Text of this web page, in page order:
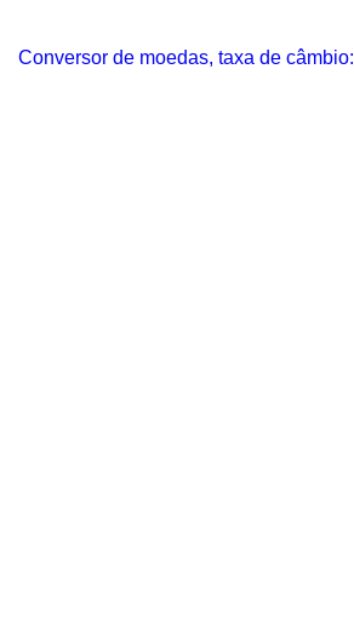
Conversor de moedas, taxa de câmbio: